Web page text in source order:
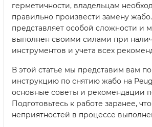
герметичности, владельцам
правильно произвести замену
представляет особой сложности и
выполнен своими силами при
инструментов и учета всех
В этой статье мы представим вам
инструкцию по снятию жабо на
основные советы и рекомендации
Подготовьтесь к работе заранее,
неприятностей в процессе